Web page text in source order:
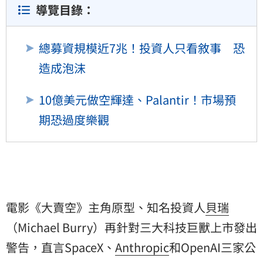
導覽目錄：
總募資規模近7兆！投資人只看敘事 恐
造成泡沫
10億美元做空輝達、Palantir！市場預
期恐過度樂觀
電影《大賣空》主角原型、知名投資人 貝瑞
（Michael Burry）再針對三大科技巨獸上市發出
警告，直言SpaceX、 Anthropic和OpenAI三家公